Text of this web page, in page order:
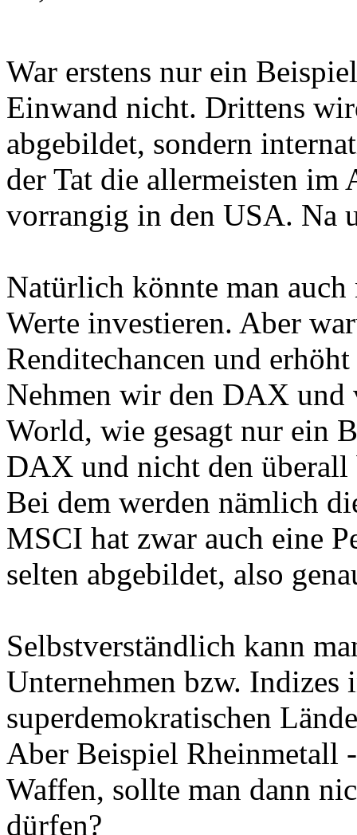
War erstens nur ein
Einwand nicht. Drittens
abgebildet, sondern
der Tat die allermeisten im
vorrangig in den USA. Na
Natürlich könnte man auch
Werte investieren. Aber
Renditechancen und
Nehmen wir den DAX
World, wie gesagt nur ein
DAX und nicht den
Bei dem werden nämlich
MSCI hat zwar auch eine
selten abgebildet, also
Selbstverständlich kann
Unternehmen bzw.
superdemokratischen
Aber Beispiel Rheinmetall
Waffen, sollte man dann
dürfen?